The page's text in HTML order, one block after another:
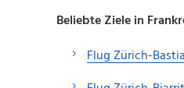
Beliebte Ziele in
Flug Zürich-Bastia